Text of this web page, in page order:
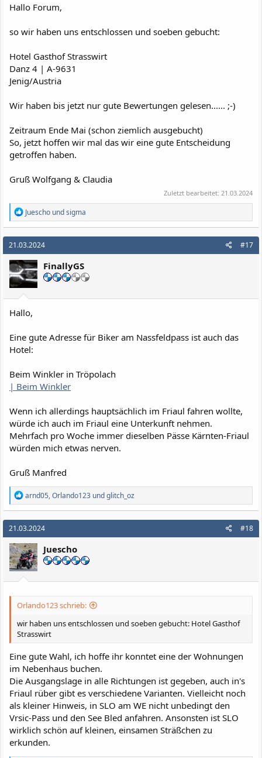
Hallo Forum,
so wir haben uns entschlossen und soeben gebucht:
Hotel Gasthof Strasswirt
Danz 4 | A-9631
Jenig/Austria
Wir haben bis jetzt nur gute Bewertungen gelesen...... ;-)
Zeitraum Ende Mai (schon ziemlich ausgebucht)
So, jetzt hoffen wir mal das wir eine gute Entscheidung
getroffen haben.
Gruß Wolfgang & Claudia
Zuletzt bearbeitet: 21.03.2024
R
e
a
k
t
i
o
n
e
n
Juescho undsigma
21.03.2024 #17
FinallyGS
Hallo,
Eine gute Adresse für Biker am Nassfeldpass ist auch das
Hotel:
Beim Winkler in Tröpolach
| Beim Winkler
Wenn ich allerdings hauptsächlich im Friaul fahren wollte,
würde ich auch im Friaul eine Unterkunft nehmen.
Mehrfach pro Woche immer dieselben Pässe Kärnten-Friaul
würden mich etwas nerven.
Gruß Manfred
R
e
a
k
t
i
o
n
e
n
arnd05,Orlando123 undglitch_oz
21.03.2024 #18
Juescho
Orlando123 schrieb:
wir haben uns entschlossen und soeben gebucht: Hotel Gasthof
Strasswirt
Eine gute Wahl, ich hoffe ihr konntet eine der Wohnungen
im Nebenhaus buchen.
Die Ausgangslage in alle Richtungen ist gegeben, auch in's
Friaul rüber gibt es verschiedene Varianten. Vielleicht noch
als kleiner Hinweis, in SLO am WE nicht unbedingt den
Vrsic-Pass und den See Bled anfahren. Ansonsten ist SLO
wirklich schön auf kleinen, einsamen Sträßchen zu
erkunden.